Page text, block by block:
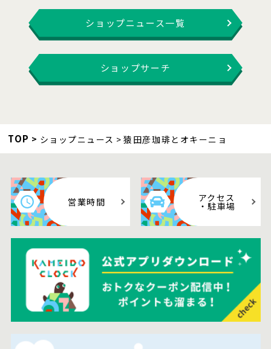
ショップニュース一覧
ショップサーチ
TOP ショップニュース 猿田彦珈琲とオキーニョ
営業時間 アクセス
・駐車場